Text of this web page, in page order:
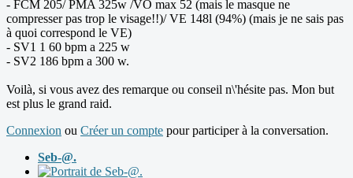
- FCM 205/ PMA 325w /VO max 52 (mais le masque ne
compresser pas trop le visage!!)/ VE 148l (94%) (mais je ne sais pas
à quoi correspond le VE)
- SV1 1 60 bpm a 225 w
- SV2 186 bpm a 300 w.
Voilà, si vous avez des remarque ou conseil n\'hésite pas. Mon but
est plus le grand raid.
Connexion ou Créer un compte pour participer à la conversation.
Seb-@.